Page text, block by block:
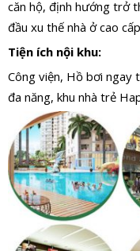
căn hộ, định hướng trở
đầu xu thế nhà ở cao
Tiện ích nội khu:
Công viện, Hồ bơi
đa năng, khu nhà trẻ